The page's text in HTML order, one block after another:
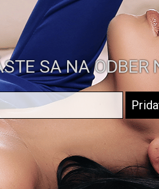
SA NA ODBER